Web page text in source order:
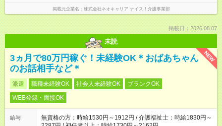
掲載元企業名 株式会社ネオキャリア ナイス！介護事業部
掲載日：2026.08.07
未読
NEW
3ヵ月で80万円稼ぐ！未経験OK＊おばあちゃん
のお話相手など＊
派遣 職種未経験OK 社会人未経験OK
ブランクOK
WEB登録・面接OK
給与
無資格の方：時給1530円～1912円 / 介護福祉士：時給1830円～